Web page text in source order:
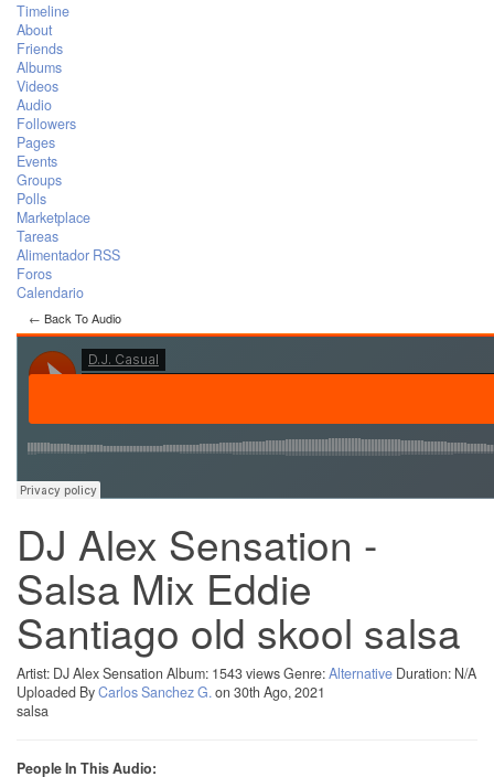
Timeline
About
Friends
Albums
Videos
Audio
Followers
Pages
Events
Groups
Polls
Marketplace
Tareas
Alimentador RSS
Foros
Calendario
← Back To Audio
DJ Alex Sensation -
Salsa Mix Eddie
Santiago old skool salsa
Artist: DJ Alex Sensation Album: 1543 viewsGenre:Alternative Duration: N/A
Uploaded ByCarlos Sanchez G. on 30th Ago, 2021
salsa
People In This Audio: